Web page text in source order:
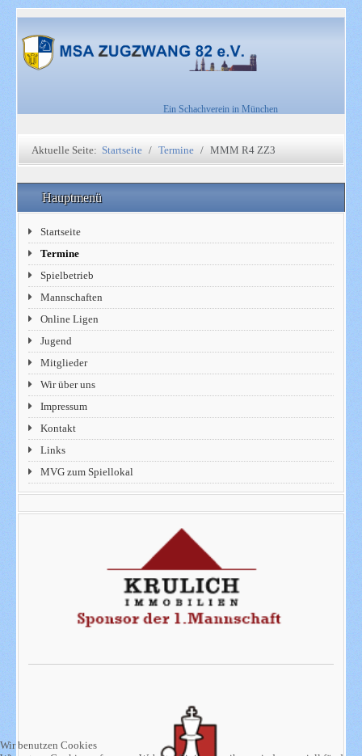
Ein Schachverein in München
Aktuelle Seite: Startseite Termine MMM R4 ZZ3
Hauptmenü
Startseite
Termine
Spielbetrieb
Mannschaften
Online Ligen
Jugend
Mitglieder
Wir über uns
Impressum
Kontakt
Links
MVG zum Spiellokal
Wir benutzen Cookies